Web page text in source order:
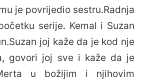
je povrijedio sestru.Radnja
serije. Kemal i Suzan
joj kaže da je kod nje
govori joj sve i kaže da je
u božijim i njihovim